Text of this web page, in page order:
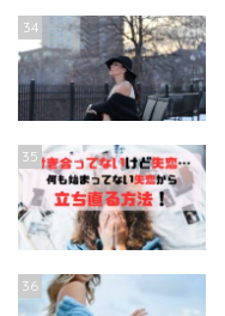
34
35
36